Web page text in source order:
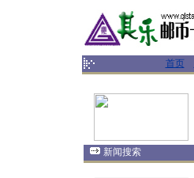
首页
新闻搜索